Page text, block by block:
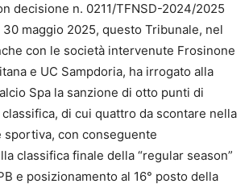
decisione n. 0211/TFNSD-2024/2025
maggio 2025, questo Tribunale, nel
con le società intervenute Frosinone
e UC Sampdoria, ha irrogato alla
Spa la sanzione di otto punti di
di cui quattro da scontare nella
con conseguente
classifica finale della “regular season”
e posizionamento al 16° posto della